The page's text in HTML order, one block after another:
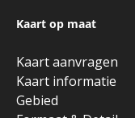
Kaart op maat
Kaart aanvragen
Kaart informatie
Gebied